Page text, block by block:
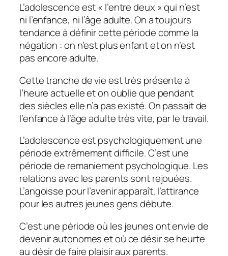
L’adolescence est « l’entre deux » qui n’est
ni l’enfance, ni l’âge adulte. On a toujours
tendance à définir cette période comme la
négation : on n’est plus enfant et on n’est
pas encore adulte.
Cette tranche de vie est très présente à
l’heure actuelle et on oublie que pendant
des siècles elle n’a pas existé. On passait de
l’enfance à l’âge adulte très vite, par le travail.
L’adolescence est psychologiquement une
période extrêmement difficile. C’est une
période de remaniement psychologique. Les
relations avec les parents sont rejouées.
L’angoisse pour l’avenir apparaît, l’attirance
pour les autres jeunes gens débute.
C’est une période où les jeunes ont envie de
devenir autonomes et où ce désir se heurte
au désir de faire plaisir aux parents.